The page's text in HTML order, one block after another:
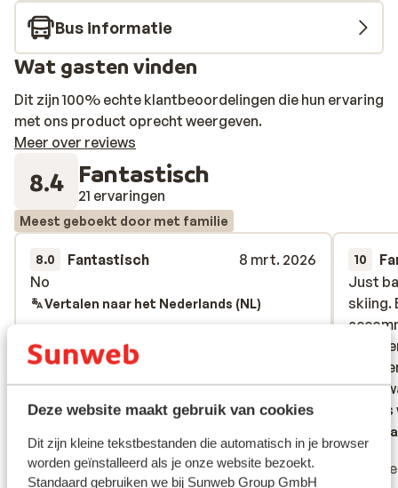
Deze website maakt gebruik van cookies
Dit zijn kleine tekstbestanden die automatisch in je browser
worden geïnstalleerd als je onze website bezoekt.
Standaard gebruiken we bij Sunweb Group GmbH
Bus informatie
Wat gasten vinden
Dit zijn 100% echte klantbeoordelingen die hun ervaring
met ons product oprecht weergeven.
Meer over reviews
8.4 Fantastisch
21 ervaringen
Meest geboekt door met familie
8.0 Fantastisch
8 mrt. 2026
No
No
Vertalen naar het Nederlands (NL)
Anoniem
Alleenstaande ouder
10
Just
skiing.
Food
and a
trip
Just
skiing.
Food
Roz